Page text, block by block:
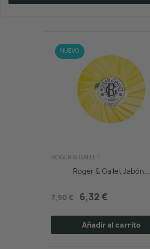
ROGER & GALLET
Roger & Gallet Jabón...
7,90 € 6,32 €
Añadir al carrito
-20%
NUEVO